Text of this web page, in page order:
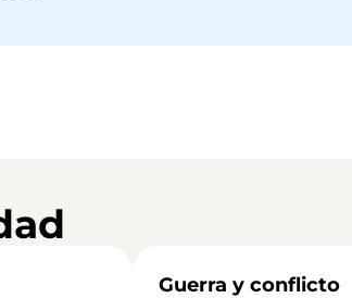
Guerra y conflicto